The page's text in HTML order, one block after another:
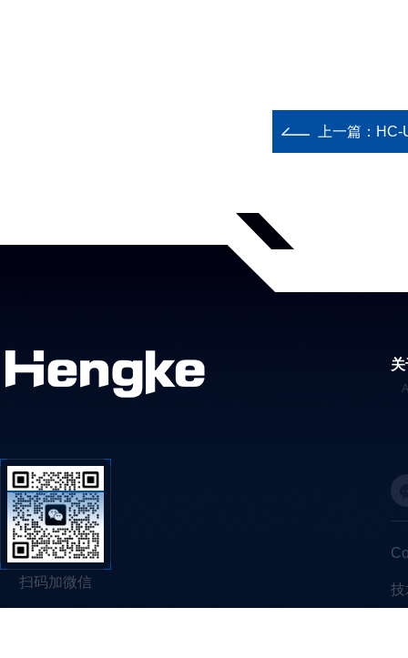
上一篇： HC-
扫码加微信 技